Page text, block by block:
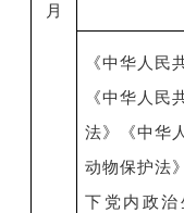
月
《中华人民
《中华人民
法》《中华
动物保护法》
下党内政治